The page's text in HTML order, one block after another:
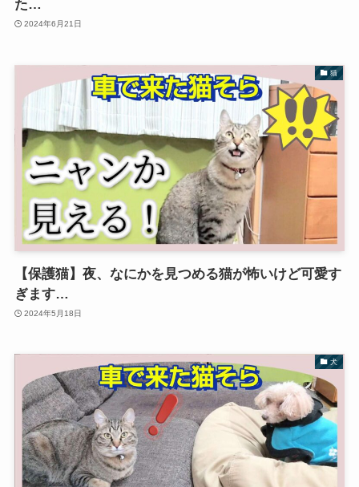
た…
2024年6月21日
猫
【保護猫】夜、なにかを見つめる猫が怖いけど可愛す
ぎます…
2024年5月18日
犬